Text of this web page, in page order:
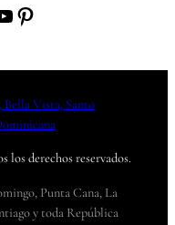
Pinterest
Bella Vista, Santo
los derechos reservados.
Punta Cana, La
y toda República